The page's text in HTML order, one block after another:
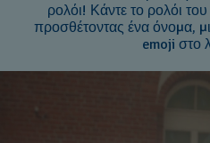
ρολόι! Κάντε το ρολόι
προσθέτοντας ένα όνομα,
emoji στο